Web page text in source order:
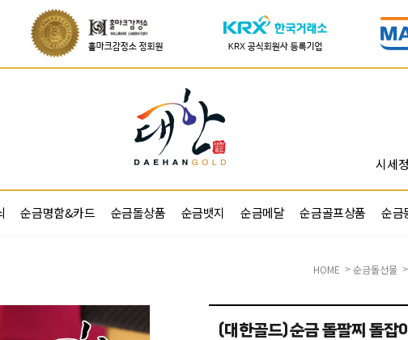
시세
순금명함&카드 순금돌상품 순금뱃지 순금메달 순금골프상품 순금
HOME > 순금돌선물 >
(대한골드)순금 돌팔찌 돌